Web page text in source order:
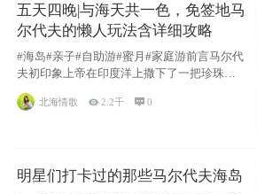
五天四晚|与海天共一色，免签地马
尔代夫的懒人玩法含详细攻略
#海岛#亲子#自助游#蜜月#家庭游前言马尔代
夫初印象上帝在印度洋上撒下了一把珍珠，
北海情歌 2.2千 0
明星们打卡过的那些马尔代夫海岛